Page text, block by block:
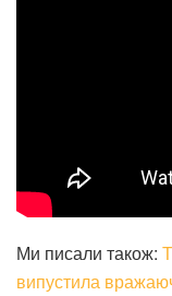
Ми писали також:
випустила